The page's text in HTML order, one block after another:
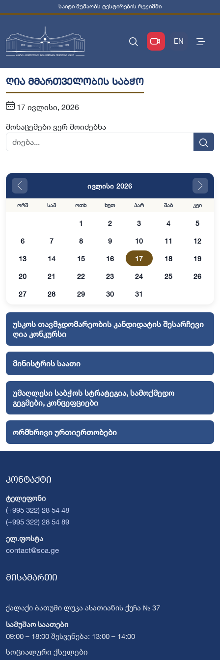
საიტი მუშაობს ტესტირების რეჟიმში
EN
ღია მმართველობის საბჭო
17 ივლისი, 2026
მონაცემები ვერ მოიძებნა
ივლისი 2026
ორშ სამ ოთხ ხუთ პარ შაბ კვი
1 2 3 4 5
6 7 8 9 10 11 12
13 14 15 16 17 18 19
20 21 22 23 24 25 26
27 28 29 30 31
უსკოს თავმჯდომარეობის კანდიდატის შესარჩევი
ღია კონკურსი
მინისტრის საათი
უმაღლესი საბჭოს სტრატეგია, სამოქმედო
გეგმები, კონცეფციები
ორმხრივი ურთიერთობები
კონტაქტი
ტელეფონი
(+995 322) 28 54 48
(+995 322) 28 54 89
ელ.ფოსტა
contact@sca.ge
მისამართი
ქალაქი ბათუმი ლუკა ასათიანის ქუჩა № 37
სამუშაო საათები
09:00 – 18:00 შესვენება: 13:00 – 14:00
სოციალური ქსელები